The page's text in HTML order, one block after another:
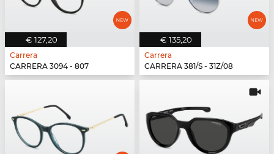
€ 127,20
Carrera
CARRERA 3094 - 807
€ 135,20
Carrera
CARRERA 381/S - 31Z/08